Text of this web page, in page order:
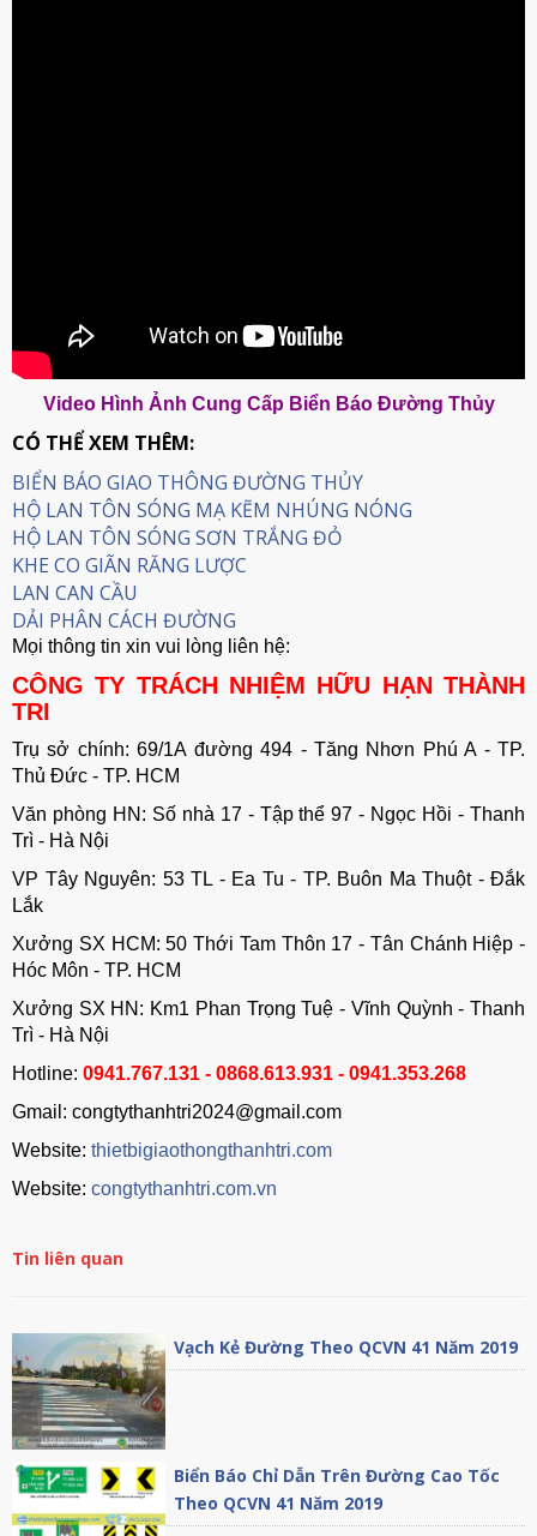
Video Hình Ảnh Cung Cấp Biển Báo Đường Thủy
CÓ THỂ XEM THÊM:
BIỂN BÁO GIAO THÔNG ĐƯỜNG THỦY
HỘ LAN TÔN SÓNG MẠ KẼM NHÚNG NÓNG
HỘ LAN TÔN SÓNG SƠN TRẮNG ĐỎ
KHE CO GIÃN RĂNG LƯỢC
LAN CAN CẦU
DẢI PHÂN CÁCH ĐƯỜNG
Mọi thông tin xin vui lòng liên hệ:
CÔNG TY TRÁCH NHIỆM HỮU HẠN THÀNH
TRI
Trụ sở chính: 69/1A đường 494 - Tăng Nhơn Phú A - TP.
Thủ Đức - TP. HCM
Văn phòng HN: Số nhà 17 - Tập thể 97 - Ngọc Hồi - Thanh
Trì - Hà Nội
VP Tây Nguyên: 53 TL - Ea Tu - TP. Buôn Ma Thuột - Đắk
Lắk
Xưởng SX HCM: 50 Thới Tam Thôn 17 - Tân Chánh Hiệp -
Hóc Môn - TP. HCM
Xưởng SX HN: Km1 Phan Trọng Tuệ - Vĩnh Quỳnh - Thanh
Trì - Hà Nội
Hotline: 0941.767.131 - 0868.613.931 - 0941.353.268
Gmail: congtythanhtri2024@gmail.com
Website: thietbigiaothongthanhtri.com
Website: congtythanhtri.com.vn
Tin liên quan
Vạch Kẻ Đường Theo QCVN 41 Năm 2019
Biển Báo Chỉ Dẫn Trên Đường Cao Tốc
Theo QCVN 41 Năm 2019